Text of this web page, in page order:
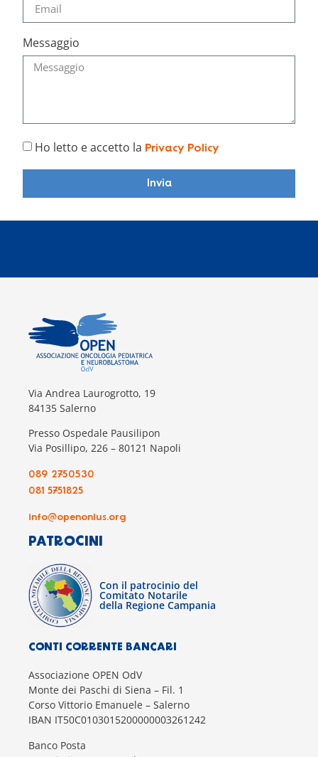
Messaggio
Ho letto e accetto la Privacy Policy
Invia
Via Andrea Laurogrotto, 19
84135 Salerno
Presso Ospedale Pausilipon
Via Posillipo, 226 – 80121 Napoli
089 2750530
081 5751825
info@openonlus.org
PATROCINI
Con il patrocinio del
Comitato Notarile
della Regione Campania
CONTI CORRENTE BANCARI
Associazione OPEN OdV
Monte dei Paschi di Siena – Fil. 1
Corso Vittorio Emanuele – Salerno
IBAN IT50C0103015200000003261242
Banco Posta